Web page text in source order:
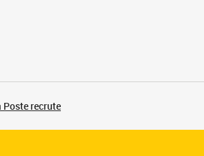
Poste recrute